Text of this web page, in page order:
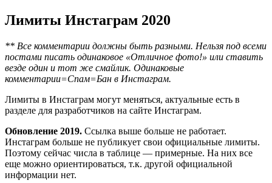
Лимиты Инстаграм 2020
** Все комментарии должны быть разными. Нельзя под всеми
постами писать одинаковое «Отличное фото!» или ставить
везде один и тот же смайлик. Одинаковые
комментарии=Спам=Бан в Инстаграм.
Лимиты в Инстаграм могут меняться, актуальные есть в
разделе для разработчиков на сайте Инстаграм.
Обновление 2019. Ссылка выше больше не работает.
Инстаграм больше не публикует свои официальные лимиты.
Поэтому сейчас числа в таблице — примерные. На них все
еще можно ориентироваться, т.к. другой официальной
информации нет.